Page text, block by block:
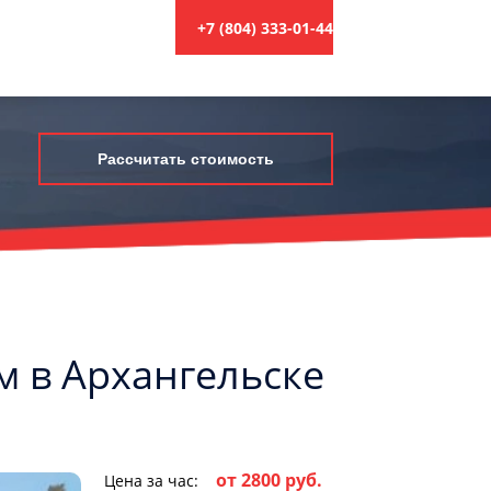
+7 (804) 333-01-44
Рассчитать стоимость
в Архангельске
Цена за час: от 2800 руб.